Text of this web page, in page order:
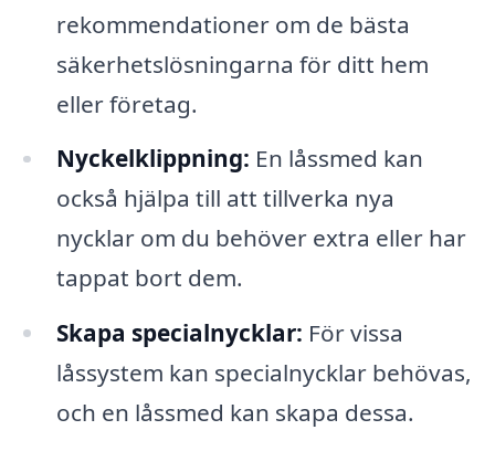
rekommendationer om de bästa
säkerhetslösningarna för ditt hem
eller företag.
Nyckelklippning: En låssmed kan
också hjälpa till att tillverka nya
nycklar om du behöver extra eller har
tappat bort dem.
Skapa specialnycklar: För vissa
låssystem kan specialnycklar behövas,
och en låssmed kan skapa dessa.